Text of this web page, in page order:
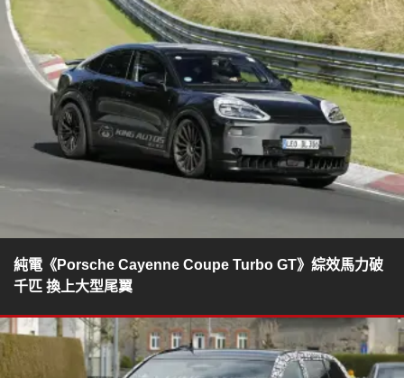
純電《Porsche Cayenne Coupe Turbo GT》綜效馬力破
千匹 換上大型尾翼